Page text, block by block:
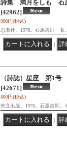
詩集 満月をしも 石
[42962]
900円(税込)
思潮社、1978。石原吉郎 著
｜
（詩誌）星座 第1号
[42671]
800円(税込)
矢立出版、1976。石原吉郎。
｜